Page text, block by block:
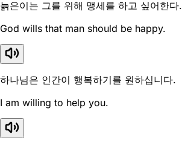
늙은이는 그를 위해 맹세를 하고 싶어한다.
God wills that man should be happy.
하나님은 인간이 행복하기를 원하십니다.
I am willing to help you.